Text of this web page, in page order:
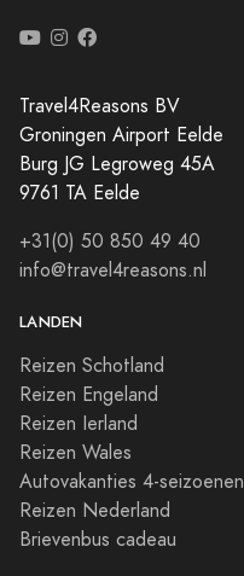
Travel4Reasons BV
Groningen Airport Eelde
Burg JG Legroweg 45A
9761 TA Eelde
+31(0) 50 850 49 40
info@travel4reasons.nl
LANDEN
Reizen Schotland
Reizen Engeland
Reizen Ierland
Reizen Wales
Autovakanties 4-seizoenen
Reizen Nederland
Brievenbus cadeau